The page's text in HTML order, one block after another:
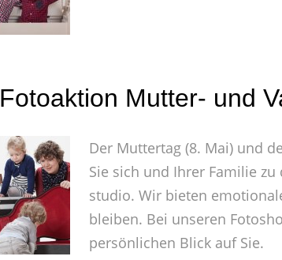
Fotoaktion Mutter- und
Der Muttertag (8. Mai) und
Sie sich und Ihrer Familie
studio. Wir bieten
bleiben. Bei unseren
persönlichen Blick auf Sie.